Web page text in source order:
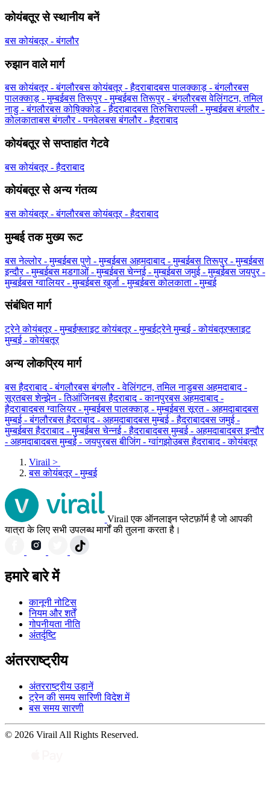
कोयंबतूर से स्थानीय बनें
बस कोयंबतूर - बंगलौर
रुझान वाले मार्ग
बस कोयंबतूर - बंगलौरबस कोयंबतूर - हैदराबादबस पालक्काड़ - बंगलौरबस
पालक्काड़ - मुम्बईबस तिरूपुर - मुम्बईबस तिरूपुर - बंगलौरबस वेलिंगटन, तमिल
नाडु - बंगलौरबस कोष़िक्कोड - हैदराबादबस तिरुचिरापल्ली - मुम्बईबस बंगलौर -
कोलकाताबस बंगलौर - पनवेलबस बंगलौर - हैदराबाद
कोयंबतूर से सप्ताहांत गेटवे
बस कोयंबतूर - हैदराबाद
कोयंबतूर से अन्य गंतव्य
बस कोयंबतूर - बंगलौरबस कोयंबतूर - हैदराबाद
मुम्बई तक मुख्य रूट
बस नेल्लोर - मुम्बईबस पुणे - मुम्बईबस अहमदाबाद - मुम्बईबस तिरूपुर - मुम्बईबस
इन्दौर - मुम्बईबस मडगाओं - मुम्बईबस चेन्नई - मुम्बईबस जमुई - मुम्बईबस जयपुर -
मुम्बईबस ग्‍वालियर - मुम्बईबस खुर्जा - मुम्बईबस कोलकाता - मुम्बई
संबंधित मार्ग
ट्रेने कोयंबतूर - मुम्बईफ्लाइट कोयंबतूर - मुम्बईट्रेने मुम्बई - कोयंबतूरफ्लाइट
मुम्बई - कोयंबतूर
अन्य लोकप्रिय मार्ग
बस हैदराबाद - बंगलौरबस बंगलौर - वेलिंगटन, तमिल नाडुबस अहमदाबाद -
सूरतबस शेन्झेन - तिआंजिनबस हैदराबाद - कानपुरबस अहमदाबाद -
हैदराबादबस ग्‍वालियर - मुम्बईबस पालक्काड़ - मुम्बईबस सूरत - अहमदाबादबस
मुम्बई - बंगलौरबस हैदराबाद - अहमदाबादबस मुम्बई - हैदराबादबस जमुई -
मुम्बईबस हैदराबाद - मुम्बईबस चेन्नई - हैदराबादबस मुम्बई - अहमदाबादबस इन्दौर
- अहमदाबादबस मुम्बई - जयपुरबस बीजिंग - ग्वांगझोउबस हैदराबाद - कोयंबतूर
Virail >
बस कोयंबतूर - मुम्बई
Virail एक ऑनलाइन प्लेटफ़ॉर्म है जो आपकी
यात्रा के लिए सभी उपलब्ध मार्गों की तुलना करता है।
हमारे बारे में
कानूनी नोटिस
नियम और शर्तें
गोपनीयता नीति
अंतर्दृष्टि
अंतरराष्ट्रीय
अंतरराष्ट्रीय उड़ानें
ट्रेन की समय सारिणी विदेश में
बस समय सारणी
© 2026 Virail All Rights Reserved.